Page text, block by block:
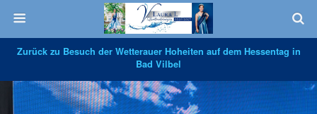
Zurück zu Besuch der Wetterauer Hoheiten auf dem Hessentag in
Bad Vilbel